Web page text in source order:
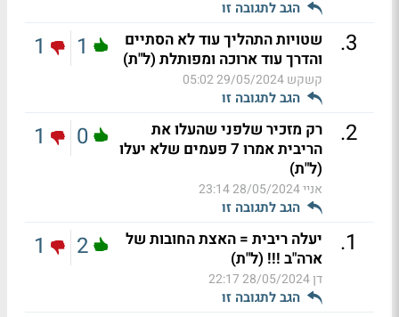
הגב לתגובה זו
3
.
שטויות התהליך עוד לא הסתיים
והדרך עוד ארוכה ומפותלת (ל"ת)
קשקש29/05/2024 05:02
הגב לתגובה זו
1
1
2
.
רק מזכיר שלפני שהעלו את
הריבית אמרו 7 פעמים שלא יעלו
(ל"ת)
אניי28/05/2024 23:14
הגב לתגובה זו
0
1
1
.
יעלה ריבית = האצת החובות של
ארה"ב !!! (ל"ת)
דן28/05/2024 22:17
הגב לתגובה זו
2
1